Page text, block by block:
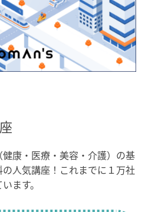
康・医療・美容・介護）の基
人気講座！これまでに１万社
ます。